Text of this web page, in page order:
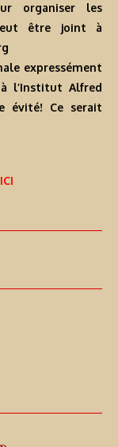
organiser les
être joint à
expressément
l’Institut Alfred
évité! Ce serait